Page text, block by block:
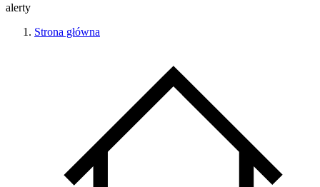
alerty
Strona główna